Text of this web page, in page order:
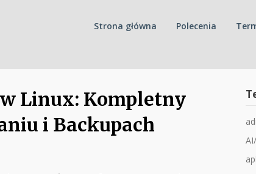
Strona główna Polecenia
w Linux: Kompletny
i Backupach